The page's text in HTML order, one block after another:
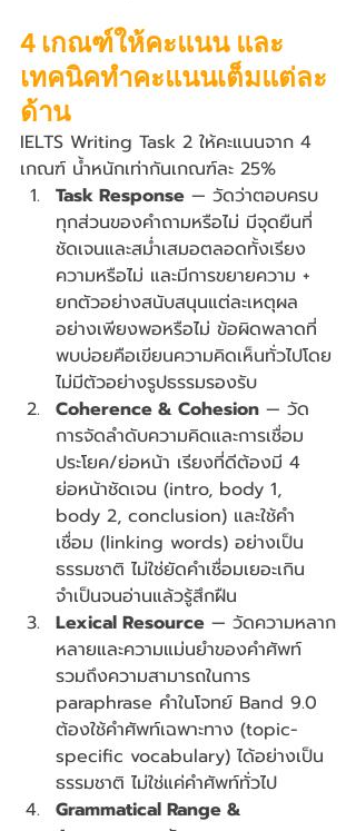
4 เกณฑ์ให้คะแนน และ
เทคนิคทำคะแนนเต็มแต่ละ
ด้าน
IELTS Writing Task 2 ให้คะแนนจาก 4
เกณฑ์ น้ำหนักเท่ากันเกณฑ์ละ 25%
Task Response — วัดว่าตอบครบ
ทุกส่วนของคำถามหรือไม่ มีจุดยืนที่
ชัดเจนและสม่ำเสมอตลอดทั้งเรียง
ความหรือไม่ และมีการขยายความ +
ยกตัวอย่างสนับสนุนแต่ละเหตุผล
อย่างเพียงพอหรือไม่ ข้อผิดพลาดที่
พบบ่อยคือเขียนความคิดเห็นทั่วไปโดย
ไม่มีตัวอย่างรูปธรรมรองรับ
Coherence & Cohesion — วัด
การจัดลำดับความคิดและการเชื่อม
ประโยค/ย่อหน้า เรียงที่ดีต้องมี 4
ย่อหน้าชัดเจน (intro, body 1,
body 2, conclusion) และใช้คำ
เชื่อม (linking words) อย่างเป็น
ธรรมชาติ ไม่ใช่ยัดคำเชื่อมเยอะเกิน
จำเป็นจนอ่านแล้วรู้สึกฝืน
Lexical Resource — วัดความหลาก
หลายและความแม่นยำของคำศัพท์
รวมถึงความสามารถในการ
paraphrase คำในโจทย์ Band 9.0
ต้องใช้คำศัพท์เฉพาะทาง (topic-
specific vocabulary) ได้อย่างเป็น
ธรรมชาติ ไม่ใช่แค่คำศัพท์ทั่วไป
Grammatical Range &